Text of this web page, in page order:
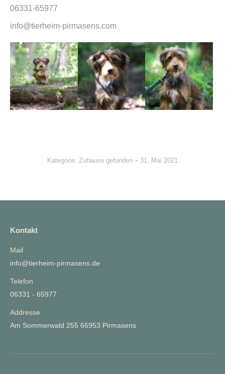
06331-65977
info@tierheim-pirmasens.com
Kategorie: Zuhause gefunden 31. Mai 2021
Kontakt
Mail
info@tierheim-pirmasens.de
Telefon
06331 - 65977
Addresse
Am Sommerwald 255 66953 Pirmasens